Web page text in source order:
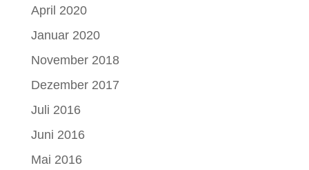
April 2020
Januar 2020
November 2018
Dezember 2017
Juli 2016
Juni 2016
Mai 2016